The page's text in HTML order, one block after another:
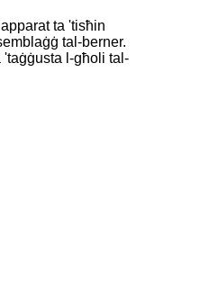
ta 'tisħin
tal-berner.
l-għoli tal-